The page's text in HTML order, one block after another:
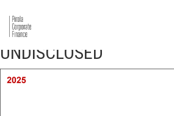
UNDISCLOSED